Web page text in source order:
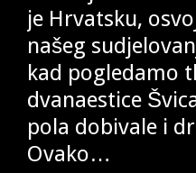
je Hrvatsku,
našeg
kad pogledamo
dvanaestice
pola dobivale i
Ovako…